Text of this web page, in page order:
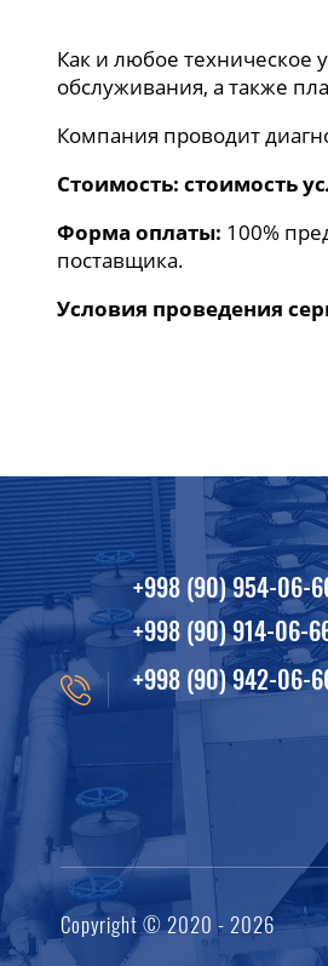
Как и любое техническое
обслуживания, а также
Компания проводит
Стоимость: стоимость
Форма оплаты: 100%
поставщика.
Условия проведения
+998 (90) 954-06-
+998 (90) 914-06-
+998 (90) 942-06-
Copyright © 2020 - 2026